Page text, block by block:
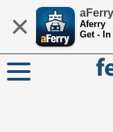
×
Aferry
Get -